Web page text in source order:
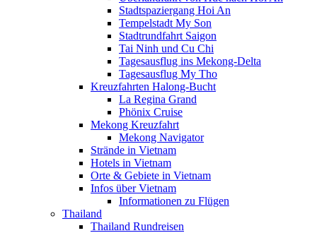
Stadtspaziergang Hoi An
Tempelstadt My Son
Stadtrundfahrt Saigon
Tai Ninh und Cu Chi
Tagesausflug ins Mekong-Delta
Tagesausflug My Tho
Kreuzfahrten Halong-Bucht
La Regina Grand
Phönix Cruise
Mekong Kreuzfahrt
Mekong Navigator
Strände in Vietnam
Hotels in Vietnam
Orte & Gebiete in Vietnam
Infos über Vietnam
Informationen zu Flügen
Thailand
Thailand Rundreisen